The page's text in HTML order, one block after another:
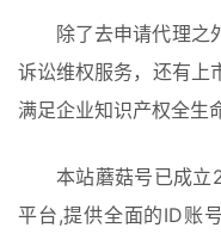
除了去申请代理之
诉讼维权服务，还有上
满足企业知识产权全生
本站蘑菇号已成立
平台,提供全面的ID账